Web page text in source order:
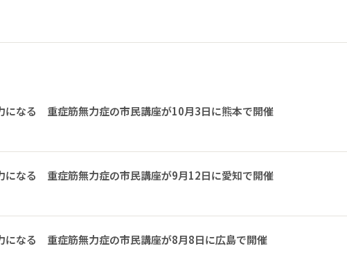
になる 重症筋無力症の市民講座が10月3日に熊本で開催
になる 重症筋無力症の市民講座が9月12日に愛知で開催
になる 重症筋無力症の市民講座が8月8日に広島で開催